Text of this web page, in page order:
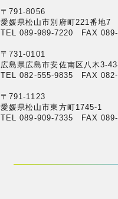
〒791-8056
愛媛県松山市別府町221番地7
TEL 089-989-7220 FAX 089-
〒731-0101
広島県広島市安佐南区八木3-
TEL 082-555-9835 FAX
〒791-1123
愛媛県松山市東方町1745-1
TEL 089-909-7335 FAX